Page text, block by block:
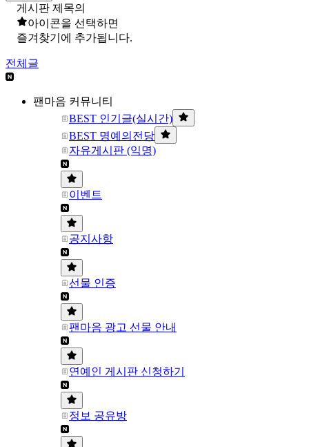
게시판 제목의
아이콘을 선택하면
즐겨찾기에 추가됩니다.
전체글
팬마음 커뮤니티
BEST 인기글(실시간)
BEST 명예의전당
자유게시판 (익명)
이벤트
공지사항
선물 인증
팬마음 광고 선물 안내
연예인 게시판 신청하기
정보 공유방